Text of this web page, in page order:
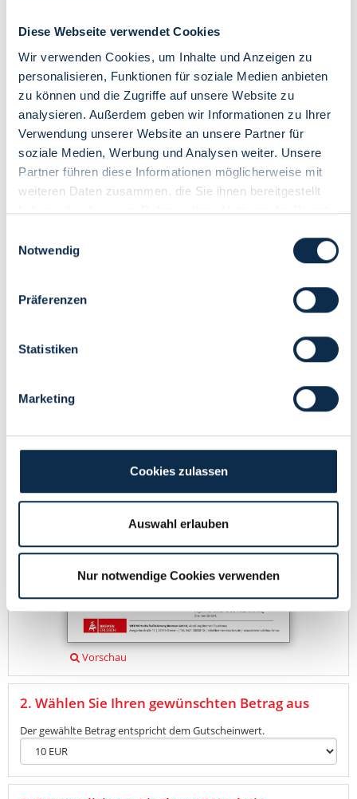
Diese Webseite verwendet Cookies
Wir verwenden Cookies, um Inhalte und Anzeigen zu
personalisieren, Funktionen für soziale Medien anbieten
zu können und die Zugriffe auf unsere Website zu
analysieren. Außerdem geben wir Informationen zu Ihrer
Verwendung unserer Website an unsere Partner für
soziale Medien, Werbung und Analysen weiter. Unsere
Partner führen diese Informationen möglicherweise mit
weiteren Daten zusammen, die Sie ihnen bereitgestellt
haben oder die sie im Rahmen Ihrer Nutzung der Dienste
Notwendig
Präferenzen
Statistiken
Marketing
Cookies zulassen
Auswahl erlauben
Nur notwendige Cookies verwenden
schönen Hansestadt an der Weser. Direkt mit Ihrem
So funktioniert es:
Lieblingsmotiv auswählen
Wunschbetrag auswählen
Gutschein mit einer individuellen Nachricht personalisieren
(Hinweis: Emojis nicht abbildbar)
Die Gutscheine sind 3 Jahre gültig.
Einlösbar für Pauschalangebote mit Hotelwahl, Führungen und
Erlebnisse, die über Bremen Tourismus vermittelt werden. Direkt
online auf dieser Website oder telefonisch 0421 30800 10 buchen.
1. Wählen Sie Ihr Lieblings-Motiv aus
Vorschau
2. Wählen Sie Ihren gewünschten Betrag aus
Der gewählte Betrag entspricht dem Gutscheinwert.